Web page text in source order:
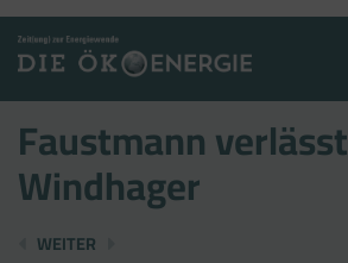
content
Faustmann verlässt
Windhager
KLIMANEUTRALITÄT BIS 2040 ...
WEITER